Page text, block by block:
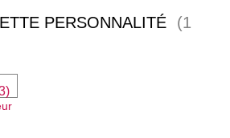
PERSONNALITÉ
(1